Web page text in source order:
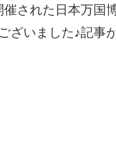
された日本万国
ざいました♪記事